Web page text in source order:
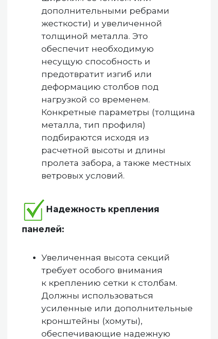
дополнительными ребрами
жесткости) и увеличенной
толщиной металла. Это
обеспечит необходимую
несущую способность и
предотвратит изгиб или
деформацию столбов под
нагрузкой со временем.
Конкретные параметры (толщина
металла, тип профиля)
подбираются исходя из
расчетной высоты и длины
пролета забора, а также местных
ветровых условий.
Надежность крепления
панелей:
Увеличенная высота секций
требует особого внимания
к креплению сетки к столбам.
Должны использоваться
усиленные или дополнительные
кронштейны (хомуты),
обеспечивающие надежную